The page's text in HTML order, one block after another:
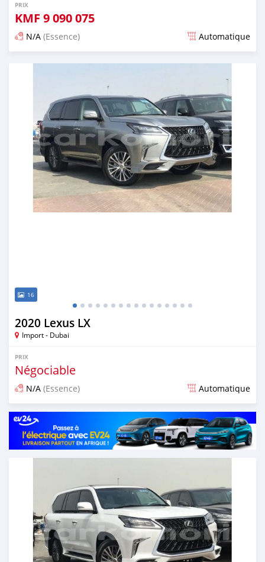
PRIX
KMF 9 090 075
N/A (Essence) Automatique
Publié il y a presque 6 ans
16
2020 Lexus LX
Import - Dubai
PRIX
Négociable
N/A (Essence) Automatique
Publié il y a presque 6 ans